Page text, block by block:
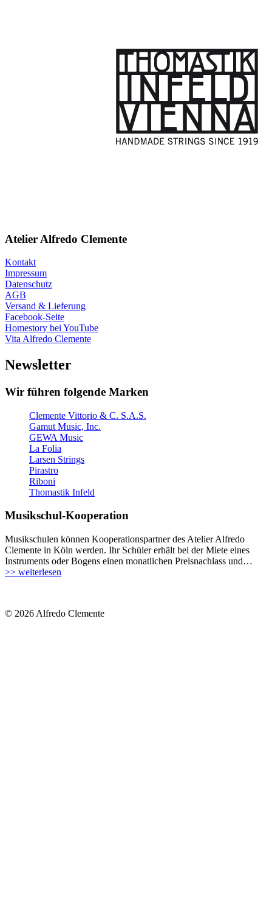
Atelier Alfredo Clemente
Kontakt
Impressum
Datenschutz
AGB
Versand & Lieferung
Facebook-Seite
Homestory bei YouTube
Vita Alfredo Clemente
Newsletter
Wir führen folgende Marken
Clemente Vittorio & C. S.A.S.
Gamut Music, Inc.
GEWA Music
La Folia
Larsen Strings
Pirastro
Riboni
Thomastik Infeld
Musikschul-Kooperation
Musikschulen können Kooperationspartner des Atelier Alfredo
Clemente in Köln werden. Ihr Schüler erhält bei der Miete eines
Instruments oder Bogens einen monatlichen Preisnachlass und…
>> weiterlesen
© 2026 Alfredo Clemente